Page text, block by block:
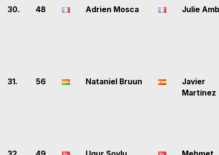
30. 48 Adrien Mosca Julie
31. 56 Nataniel Bruun
Javier
Martínez